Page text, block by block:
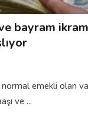
bayram
emekli olan
ve ...